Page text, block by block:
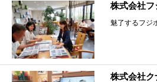
株式会社フ
魅了するフジ
株式会社